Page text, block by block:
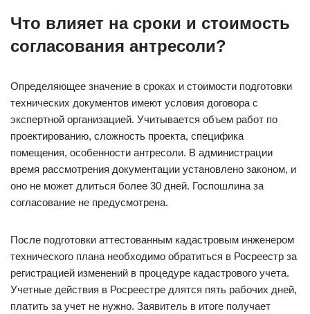
Что влияет на сроки и стоимость
согласования антресоли?
Определяющее значение в сроках и стоимости подготовки
технических документов имеют условия договора с
экспертной организацией. Учитывается объем работ по
проектированию, сложность проекта, специфика
помещения, особенности антресоли. В администрации
время рассмотрения документации установлено законом, и
оно не может длиться более 30 дней. Госпошлина за
согласование не предусмотрена.
После подготовки аттестованным кадастровым инженером
технического плана необходимо обратиться в Росреестр за
регистрацией изменений в процедуре кадастрового учета.
Учетные действия в Росреестре длятся пять рабочих дней,
платить за учет не нужно. Заявитель в итоге получает